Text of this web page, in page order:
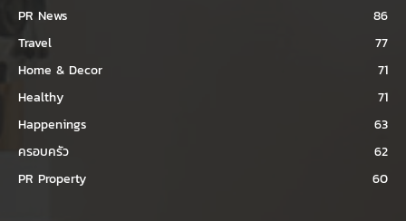
PR News
86
Travel
77
Home & Decor
71
Healthy
71
Happenings
63
ครอบครัว
62
PR Property
60